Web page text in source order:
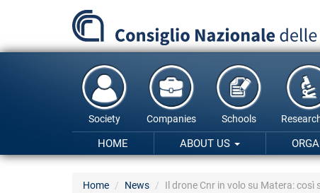
content
Society Companies Schools
HOME ABOUT US
Home News Il drone Cnr in volo su Matera: così